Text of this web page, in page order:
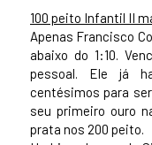
100 peito Infantil II
Apenas Francisco
abaixo do 1:10.
pessoal. Ele já
centésimos para
seu primeiro ouro
prata nos 200 peito.